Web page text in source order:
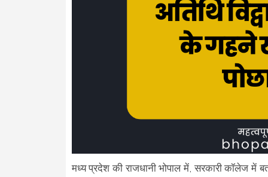
मध्य प्रदेश की राजधानी भोपाल में, सरकारी कॉलेज में